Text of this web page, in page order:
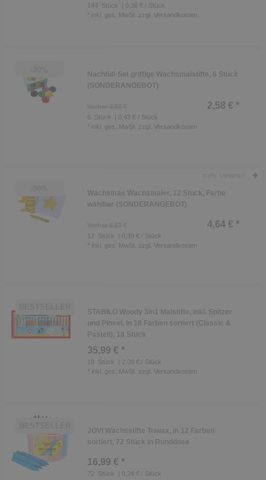
144 Stück
| 0,36 € / Stück
* inkl. ges. MwSt. zzgl. Versandkosten
Nachfüll-Set griffige Wachsmalstifte, 6 Stück
(SONDERANGEBOT)
2,58 € *
6 Stück
| 0,43 € / Stück
* inkl. ges. MwSt. zzgl. Versandkosten
Wachsmax Wachsmaler, 12 Stück, Farbe
wählbar (SONDERANGEBOT)
4,64 € *
12 Stück
| 0,39 € / Stück
* inkl. ges. MwSt. zzgl. Versandkosten
STABILO Woody 3in1 Malstifte, inkl. Spitzer
und Pinsel, in 18 Farben sortiert (Classic &
Pastell), 18 Stück
35,99 € *
18 Stück
| 2,00 € / Stück
* inkl. ges. MwSt. zzgl. Versandkosten
JOVI Wachsstifte Triwax, in 12 Farben
sortiert, 72 Stück in Runddose
16,99 € *
72 Stück
| 0,24 € / Stück